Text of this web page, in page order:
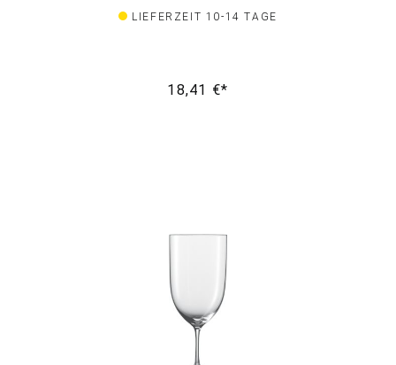
LIEFERZEIT 10-14 TAGE
18,41 €*